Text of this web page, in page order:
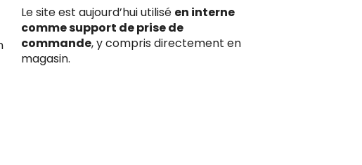
Le site est aujourd’hui utilisé en interne
comme support de prise de
commande, y compris directement en
magasin.